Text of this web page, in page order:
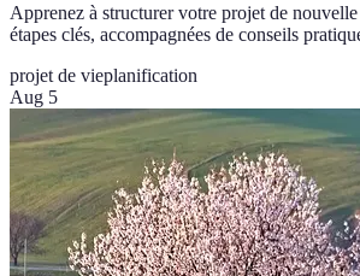
Apprenez à structurer votre projet de
étapes clés, accompagnées de conseils
projet de vieplanification
Aug 5